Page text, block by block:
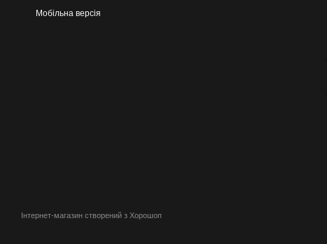
Мобільна версія
Інтернет-магазин створений з Хорошоп